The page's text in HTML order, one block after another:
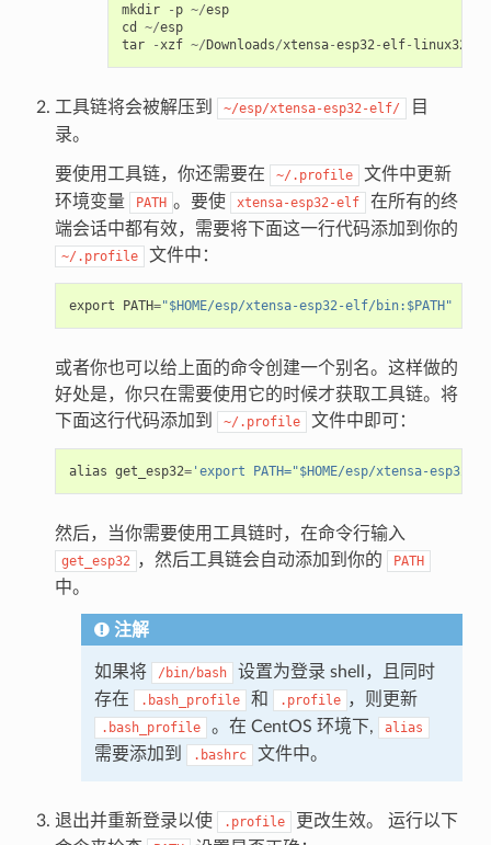
mkdir - p ~/esp
cd
~/esp
tar
-xzf ~/Downloads/xtensa-esp32-elf- linux32
工具链将会被解压到 ~/esp/xtensa-esp32-elf/
目
录。
要使用工具链，你还需要在 ~/.profile
文件中更新
环境变量
PATH 。要使 xtensa-esp32-elf
在所有的终
端会话中都有效，需要将下面这一行代码添加到你的
~/.profile 文件中：
export PATH="$HOME/esp/xtensa-esp32-elf/bin:$PATH"
或者你也可以给上面的命令创建一个别名。这样做的
好处是，你只在需要使用它的时候才获取工具链。将
下面这行代码添加到
~/.profile 文件中即可：
alias get_esp32='export PATH="$HOME/esp/xtensa-esp32-
然后，当你需要使用工具链时，在命令行输入
get_esp32 ，然后工具链会自动添加到你的 PATH
中。
注解
如果将 /bin/bash
设置为登录 shell，且同时
存在
.bash_profile 和 .profile ，则更新
.bash_profile 。在 CentOS 环境下, alias
需要添加到 .bashrc 文件中。
退出并重新登录以使 .profile
更改生效。 运行以下